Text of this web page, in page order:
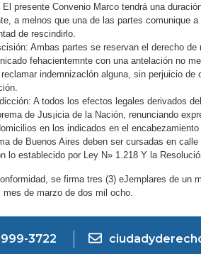
presente Convenio Marco tendrá una
a melnos que una de las partes comunique
de rescindirlo.
Ambas partes se reservan el derecho
fehacientemnte con una antelación no
indemnizaclón alguna, sin perjuicio
A todos los efectos legales derivados
de Jus¡icia de la Nación, renunciando
en los indicados en el
de Buenos Aires deben ser cursadas en
lo establecido por Ley N» 1.218 Y la
se firma tres (3) eJemplares de un
mes de marzo de dos mil ocho.
3722